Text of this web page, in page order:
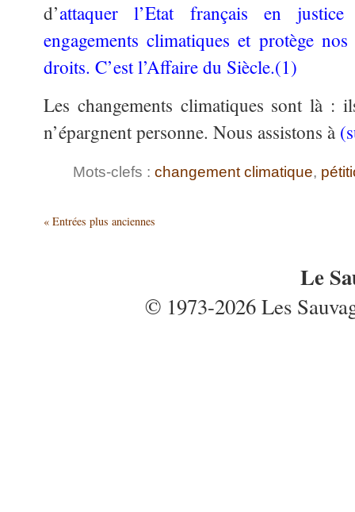
d’attaquer l’Etat français en
engagements climatiques et protège
droits. C’est l’Affaire du Siècle.(1)
Les changements climatiques sont là :
n’épargnent personne. Nous assistons à
Mots-clefs : changement climatique,
« Entrées plus anciennes
Le
© 1973-2026 Les